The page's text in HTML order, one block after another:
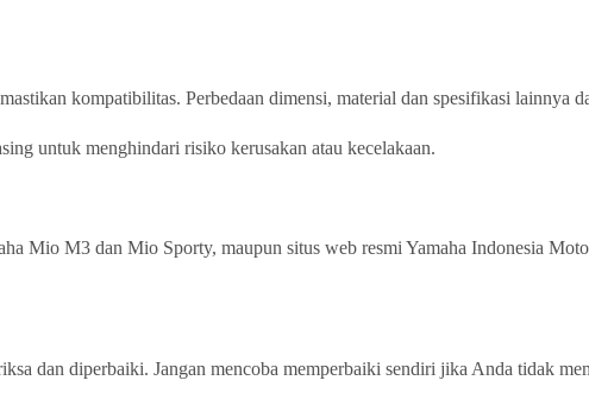
kompatibilitas. Perbedaan dimensi, material dan spesifikasi lainnya
untuk menghindari risiko kerusakan atau kecelakaan.
Mio M3 dan Mio Sporty, maupun situs web resmi Yamaha Indonesia
dan diperbaiki. Jangan mencoba memperbaiki sendiri jika Anda tidak